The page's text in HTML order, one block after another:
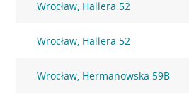
Wrocław, Hallera 52
Wrocław, Hallera 52
Wrocław, Hermanowska 59B